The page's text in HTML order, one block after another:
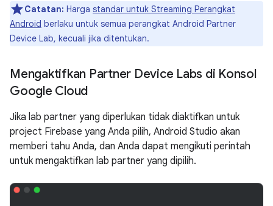
Catatan: Harga standar untuk Streaming Perangkat
Android berlaku untuk semua perangkat Android Partner
Device Lab, kecuali jika ditentukan.
Mengaktifkan Partner Device Labs di Konsol
Google Cloud
Jika lab partner yang diperlukan tidak diaktifkan untuk
project Firebase yang Anda pilih, Android Studio akan
memberi tahu Anda, dan Anda dapat mengikuti perintah
untuk mengaktifkan lab partner yang dipilih.